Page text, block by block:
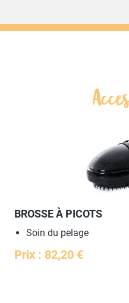
BROSSE À PICOTS
Soin du pelage
Prix : 82,20 €